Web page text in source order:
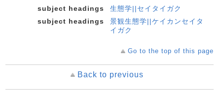
subject headings
生態学||セイタイガク
subject headings
景観生態学||ケイカンセイタ
イガク
Go to the top of this page
Back to previous